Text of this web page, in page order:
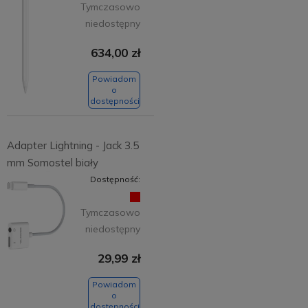
Tymczasowo
niedostępny
634,00 zł
Powiadom
o
dostępności
Adapter Lightning - Jack 3.5
mm Somostel biały
Dostępność:
Tymczasowo
niedostępny
29,99 zł
Powiadom
o